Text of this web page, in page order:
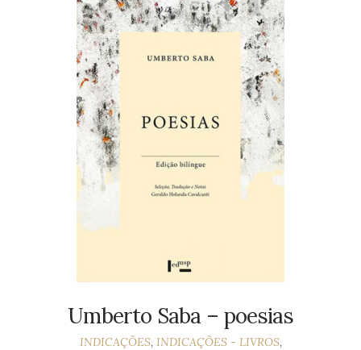
Umberto Saba – poesias
INDICAÇÕES, INDICAÇÕES - LIVROS,